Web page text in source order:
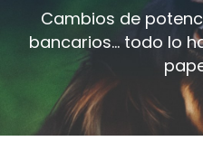
Cambios de
bancarios… todo lo